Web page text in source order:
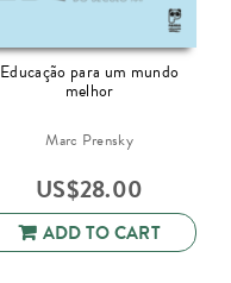
Educação para um mundo
melhor
Marc Prensky
US$28.00
ADD TO CART